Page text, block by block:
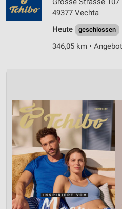
49377 Vechta
Heute
geschlossen
346,05 km •